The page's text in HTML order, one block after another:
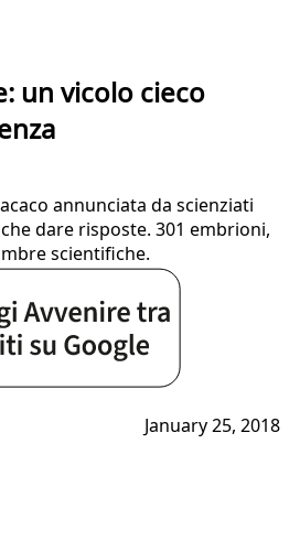
un vicolo cieco
annunciata da scienziati
dare risposte. 301 embrioni,
scientifiche.
January 25, 2018